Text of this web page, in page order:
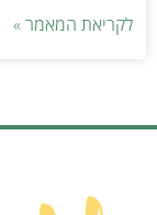
לקריאת המאמר »